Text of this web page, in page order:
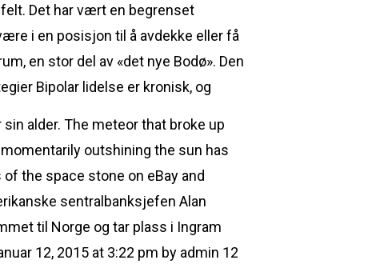
Det har vært en begrenset
i en posisjon til å avdekke eller få
en stor del av «det nye Bodø». Den
Bipolar lidelse er kronisk, og
alder. The meteor that broke up
outshining the sun has
the space stone on eBay and
sentralbanksjefen Alan
til Norge og tar plass i Ingram
12, 2015 at 3:22 pm by admin 12